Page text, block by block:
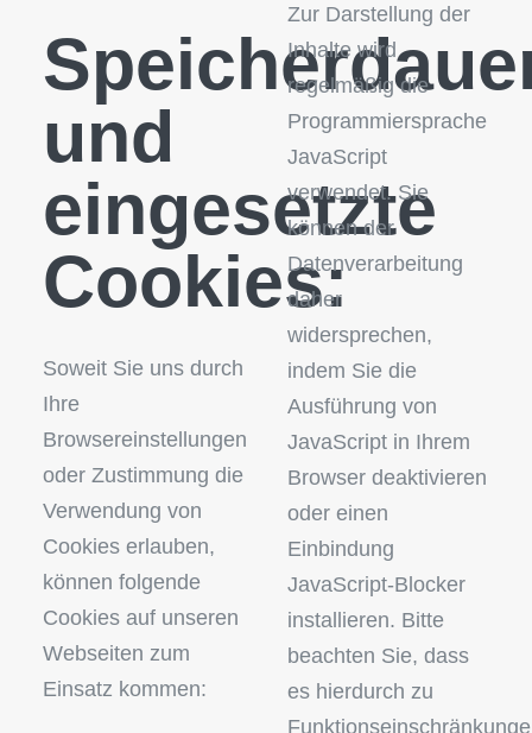
und
eingesetzte
Cookies:
Soweit Sie uns durch
Ihre
Browsereinstellungen
oder Zustimmung die
Verwendung von
Cookies erlauben,
können folgende
Cookies auf unseren
Webseiten zum
Einsatz kommen:
Zur Darstellung der
Inhalte wird
regelmäßig die
Programmiersprache
JavaScript
verwendet. Sie
können der
Datenverarbeitung
daher
widersprechen,
indem Sie die
Ausführung von
JavaScript in Ihrem
Browser deaktivieren
oder einen
Einbindung
JavaScript-Blocker
installieren. Bitte
beachten Sie, dass
es hierdurch zu